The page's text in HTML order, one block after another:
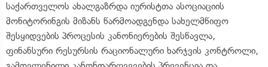
საქართველოს ახალგაზრდა იურისტთა ასოციაციის
მონიტორინგის მიზანს წარმოადგენდა სახელმწიფო
შესყიდვების პროცესის კანონიერების შესწავლა,
ფინანსური რესურსის რაციონალური ხარჯვის კონტროლი,